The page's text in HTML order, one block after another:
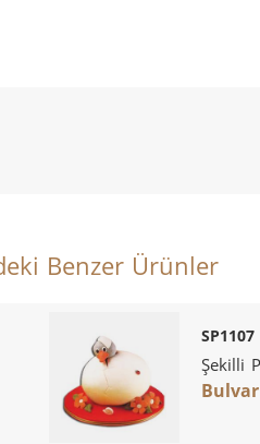
Benzer Ürünler
SP1107
Şekilli
Bulvar